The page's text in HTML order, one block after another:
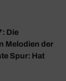
Die
Melodien der
Spur: Hat